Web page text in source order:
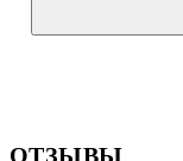
цвета относятся к
ОТЗЫВЫ